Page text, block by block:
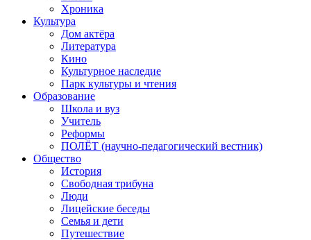
Хроника
Культура
Дом актёра
Литература
Кино
Культурное наследие
Парк культуры и чтения
Образование
Школа и вуз
Учитель
Реформы
ПОЛЁТ (научно-педагогический вестник)
Общество
История
Свободная трибуна
Люди
Лицейские беседы
Семья и дети
Путешествие